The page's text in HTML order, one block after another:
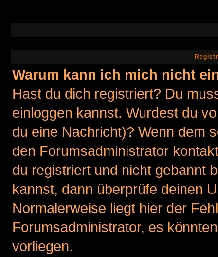
Warum kann ich mich nicht
Hast du dich registriert? Du
einloggen kannst. Wurdest du
du eine Nachricht)? Wenn dem
den Forumsadministrator
du registriert und nicht gebannt
kannst, dann überprüfe deinen
Normalerweise liegt hier der
Forumsadministrator, es
vorliegen.